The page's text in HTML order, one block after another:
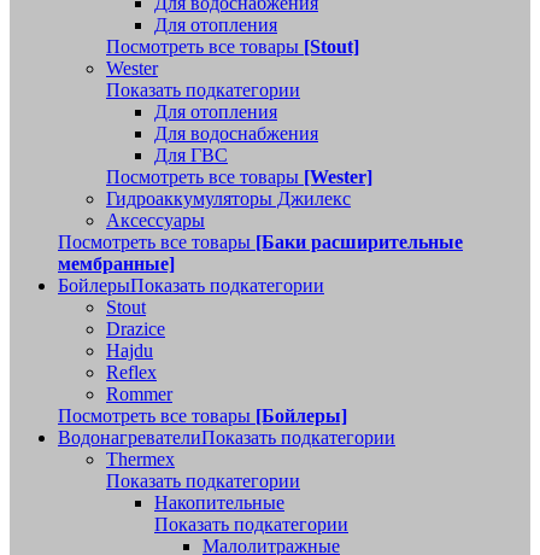
Для отопления
Посмотреть все товары [Stout]
Wester
Показать подкатегории
Для отопления
Для водоснабжения
Для ГВС
Посмотреть все товары [Wester]
Гидроаккумуляторы Джилекс
Аксессуары
Посмотреть все товары [Баки расширительные
мембранные]
БойлерыПоказать подкатегории
Stout
Drazice
Hajdu
Reflex
Rommer
Посмотреть все товары [Бойлеры]
ВодонагревателиПоказать подкатегории
Thermex
Показать подкатегории
Накопительные
Показать подкатегории
Малолитражные